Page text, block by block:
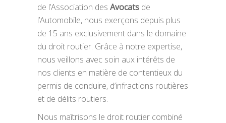
de l’Association des Avocats de
l’Automobile, nous exerçons depuis plus
de 15 ans exclusivement dans le domaine
du droit routier. Grâce à notre expertise,
nous veillons avec soin aux intérêts de
nos clients en matière de contentieux du
permis de conduire, d’infractions routières
et de délits routiers.
Nous maîtrisons le droit routier combiné